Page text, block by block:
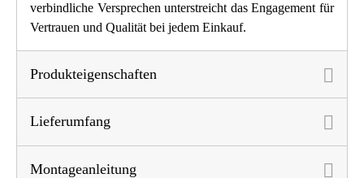
verbindliche Versprechen unterstreicht das Engagement für
Vertrauen und Qualität bei jedem Einkauf.
Produkteigenschaften
Lieferumfang
Montageanleitung